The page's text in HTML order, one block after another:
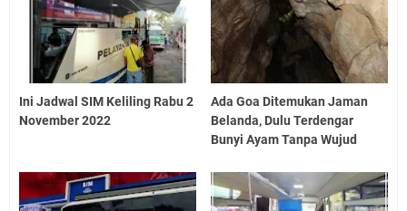
Ini Jadwal SIM Keliling Rabu 2
November 2022
Ada Goa Ditemukan Jaman
Belanda, Dulu Terdengar
Bunyi Ayam Tanpa Wujud